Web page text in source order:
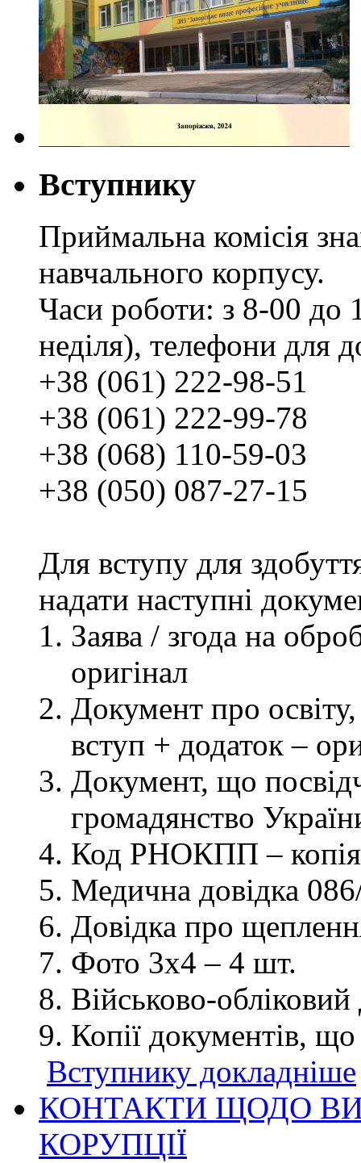
Вступнику
Приймальна комісія
навчального корпусу.
Часи роботи: з 8-00 до
неділя), телефони для
+38 (061) 222-98-51
+38 (061) 222-99-78
+38 (068) 110-59-03
+38 (050) 087-27-15
Для вступу для
надати наступні
Заява / згода на
оригінал
Документ про освіту,
вступ + додаток –
Документ, що
громадянство
Код РНОКПП – копія
Медична довідка
Довідка про
Фото 3х4 – 4 шт.
Військово-
Копії документів,
Вступнику докладніше
КОНТАКТИ ЩОДО
КОРУПЦІЇ